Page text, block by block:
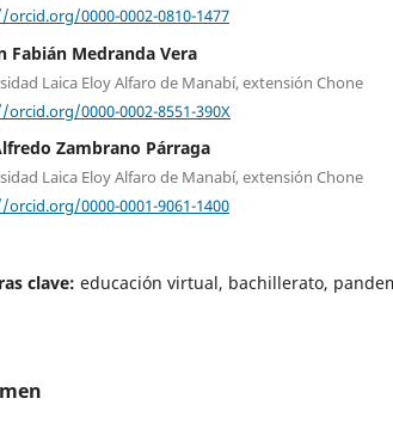
0000-0002-0810-1477
Fabián Medranda Vera
Laica Eloy Alfaro de Manabí, extensión Chone
0000-0002-8551-390X
Zambrano Párraga
Laica Eloy Alfaro de Manabí, extensión Chone
0000-0001-9061-1400
clave: educación virtual, bachillerato,